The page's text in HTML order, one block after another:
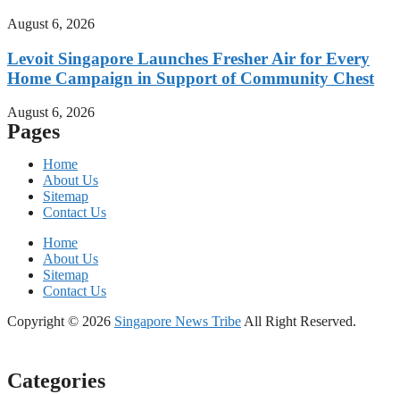
August 6, 2026
Levoit Singapore Launches Fresher Air for Every
Home Campaign in Support of Community Chest
August 6, 2026
Pages
Home
About Us
Sitemap
Contact Us
Home
About Us
Sitemap
Contact Us
Copyright © 2026 Singapore News Tribe All Right Reserved.
Categories